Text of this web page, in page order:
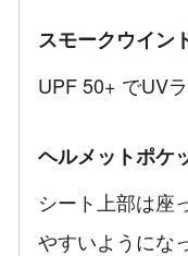
スモークウイン
UPF 50+ でUV
ヘルメットポケ
シート上部は座
やすいようにな